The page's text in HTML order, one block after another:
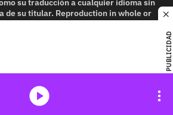
PUBLICIDAD
su traducción a cualquier idioma sin
de su titular. Reproduction in whole or
without written permission is